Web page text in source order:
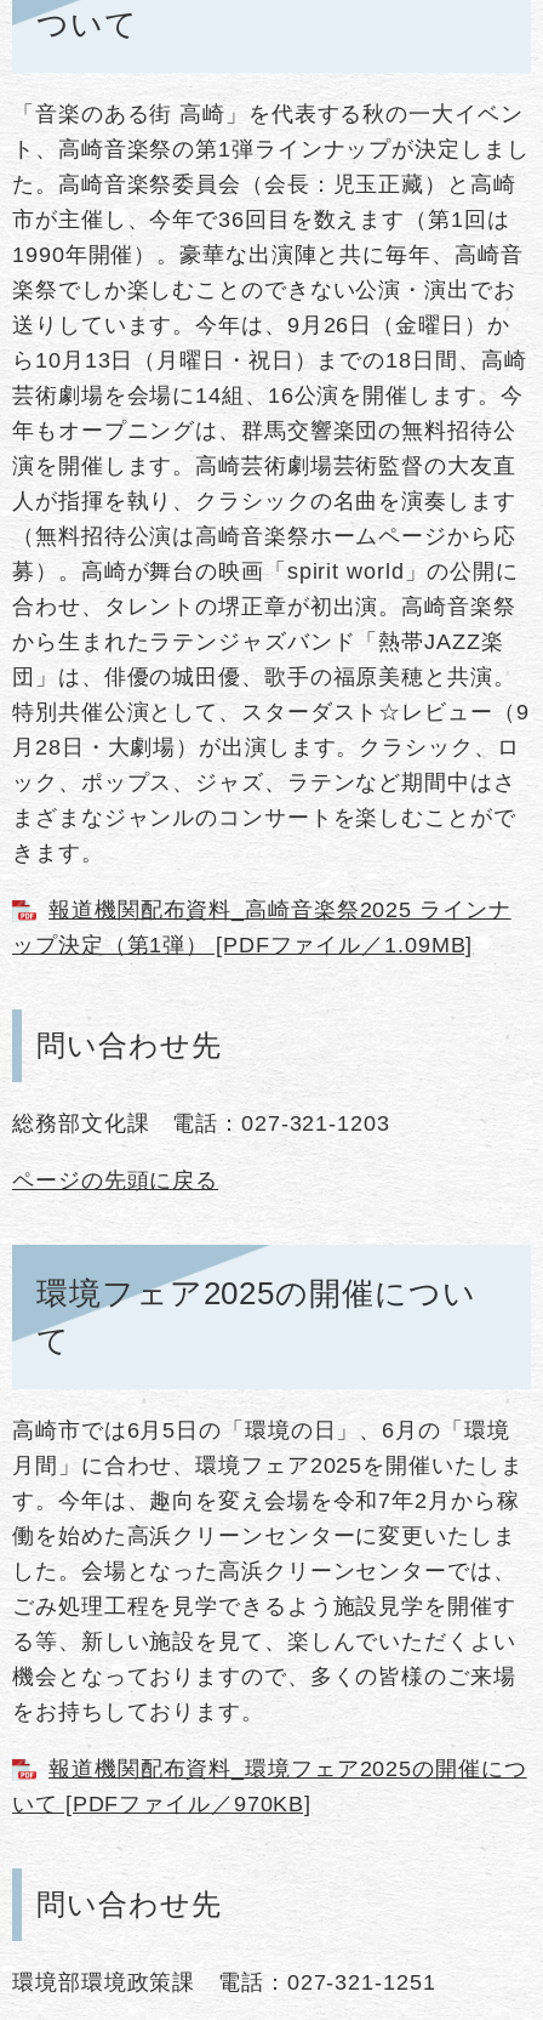
ついて
「音楽のある街 高崎」を代表する秋の一大イベン
ト、高崎音楽祭の第1弾ラインナップが決定しまし
た。高崎音楽祭委員会（会長：児玉正藏）と高崎
市が主催し、今年で36回目を数えます（第1回は
1990年開催）。豪華な出演陣と共に毎年、高崎音
楽祭でしか楽しむことのできない公演・演出でお
送りしています。今年は、9月26日（金曜日）か
ら10月13日（月曜日・祝日）までの18日間、高崎
芸術劇場を会場に14組、16公演を開催します。今
年もオープニングは、群馬交響楽団の無料招待公
演を開催します。高崎芸術劇場芸術監督の大友直
人が指揮を執り、クラシックの名曲を演奏します
（無料招待公演は高崎音楽祭ホームページから応
募）。高崎が舞台の映画「spirit world」の公開に
合わせ、タレントの堺正章が初出演。高崎音楽祭
から生まれたラテンジャズバンド「熱帯JAZZ楽
団」は、俳優の城田優、歌手の福原美穂と共演。
特別共催公演として、スターダスト☆レビュー（9
月28日・大劇場）が出演します。クラシック、ロ
ック、ポップス、ジャズ、ラテンなど期間中はさ
まざまなジャンルのコンサートを楽しむことがで
きます。
報道機関配布資料_高崎音楽祭2025 ラインナ
ップ決定（第1弾） [PDFファイル／1.09MB]
問い合わせ先
総務部文化課 電話：027-321-1203
ページの先頭に戻る
環境フェア2025の開催につい
て​
高崎市では6月5日の「環境の日」、6月の「環境
月間」に合わせ、環境フェア2025を開催いたしま
す。今年は、趣向を変え会場を令和7年2月から稼
働を始めた高浜クリーンセンターに変更いたしま
した。会場となった高浜クリーンセンターでは、
ごみ処理工程を見学できるよう施設見学を開催す
る等、新しい施設を見て、楽しんでいただくよい
機会となっておりますので、多くの皆様のご来場
をお持ちしております。
報道機関配布資料_環境フェア2025の開催につ
いて [PDFファイル／970KB]
問い合わせ先
​環境部環境政策課 電話：027-321-1251